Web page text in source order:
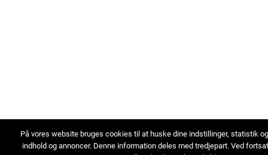
På vores website bruges cookies til at huske dine indstillinger, statistik
indhold og annoncer. Denne information deles med tredjepart. Ved